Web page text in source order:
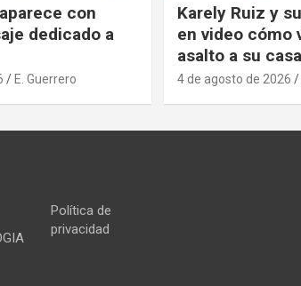
con
dedicado a
E. Guerrero
Karely Ruiz y
en video cómo
asalto a su casa
4 de agosto de 2026
Política de
privacidad